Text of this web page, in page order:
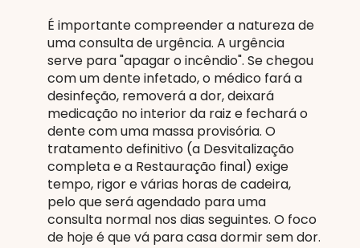
É importante compreender a natureza de
uma consulta de urgência. A urgência
serve para "apagar o incêndio". Se chegou
com um dente infetado, o médico fará a
desinfeção, removerá a dor, deixará
medicação no interior da raiz e fechará o
dente com uma massa provisória. O
tratamento definitivo (a Desvitalização
completa e a Restauração final) exige
tempo, rigor e várias horas de cadeira,
pelo que será agendado para uma
consulta normal nos dias seguintes. O foco
de hoje é que vá para casa dormir sem dor.